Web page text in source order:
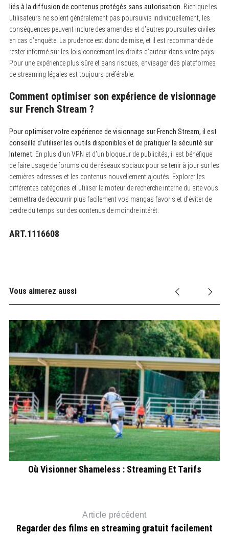
liés à la diffusion de contenus protégés sans autorisation. Bien que les
utilisateurs ne soient généralement pas poursuivis individuellement, les
conséquences peuvent inclure des amendes et d’autres poursuites civiles
en cas d’enquête. La prudence est donc de mise, et il est recommandé de
rester informé sur les lois concernant les droits d’auteur dans votre pays.
Pour une expérience plus sûre et sans risques, envisager des plateformes
de streaming légales est toujours préférable.
Comment optimiser son expérience de visionnage
sur French Stream ?
Pour optimiser votre expérience de visionnage sur French Stream, il est
conseillé d’utiliser les outils disponibles et de pratiquer la sécurité sur
Internet. En plus d’un VPN et d’un bloqueur de publicités, il est bénéfique
de faire usage de forums ou de réseaux sociaux pour se tenir à jour sur les
dernières adresses et les contenus nouvellement ajoutés. Explorer les
différentes catégories et utiliser le moteur de recherche interne du site vous
permettra de découvrir plus facilement vos mangas favoris et d’éviter de
perdre du temps sur des contenus de moindre intérêt.
ART.1116608
Vous aimerez aussi
Où Visionner Shameless : Streaming Et Tarifs
Article précédent
Regarder des films en streaming gratuit facilement